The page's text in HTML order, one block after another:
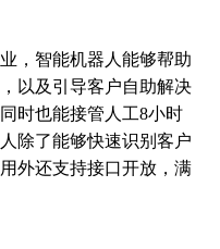
，智能机器人能够帮助
以及引导客户自助解决
时也能接管人工8小时
除了能够快速识别客户
外还支持接口开放，满